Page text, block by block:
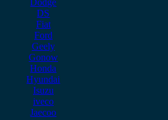
Dodge
DS
Fiat
Ford
Geely
Gonow
Honda
Hyundai
Isuzu
iveco
Jaecoo